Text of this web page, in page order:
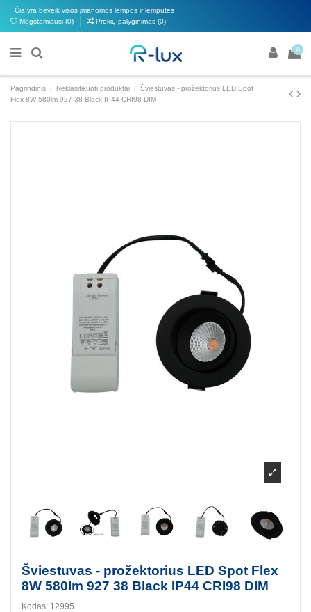
Čia yra beveik visos įmanomos lempos ir lemputės
Mėgstamiausi (0) Prekių palyginimas (0)
0
Pagrindinis Neklasifikuoti produktai
Šviestuvas - prožektorius LED Spot
Flex 8W 580lm 927 38 Black IP44 CRI98 DIM
Šviestuvas - prožektorius LED Spot Flex
8W 580lm 927 38 Black IP44 CRI98 DIM
Kodas: 12995